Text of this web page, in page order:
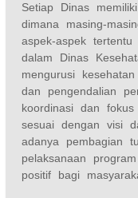
Setiap Dinas
dimana masing-
aspek-aspek
dalam Dinas
mengurusi
dan pengendalian
koordinasi dan
sesuai dengan visi
adanya pembagian
pelaksanaan
positif bagi